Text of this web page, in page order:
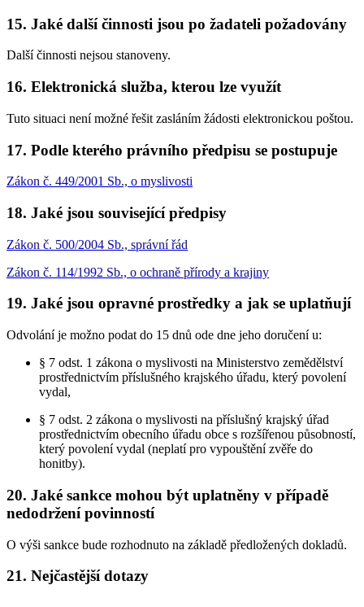
15. Jaké další činnosti jsou po žadateli požadovány
Další činnosti nejsou stanoveny.
16. Elektronická služba, kterou lze využít
Tuto situaci není možné řešit zasláním žádosti elektronickou poštou.
17. Podle kterého právního předpisu se postupuje
Zákon č. 449/2001 Sb., o myslivosti
18. Jaké jsou související předpisy
Zákon č. 500/2004 Sb., správní řád
Zákon č. 114/1992 Sb., o ochraně přírody a krajiny
19. Jaké jsou opravné prostředky a jak se uplatňují
Odvolání je možno podat do 15 dnů ode dne jeho doručení u:
§ 7 odst. 1 zákona o myslivosti na Ministerstvo zemědělství
prostřednictvím příslušného krajského úřadu, který povolení
vydal,
§ 7 odst. 2 zákona o myslivosti na příslušný krajský úřad
prostřednictvím obecního úřadu obce s rozšířenou působností,
který povolení vydal (neplatí pro vypouštění zvěře do
honitby).
20. Jaké sankce mohou být uplatněny v případě
nedodržení povinností
O výši sankce bude rozhodnuto na základě předložených dokladů.
21. Nejčastější dotazy